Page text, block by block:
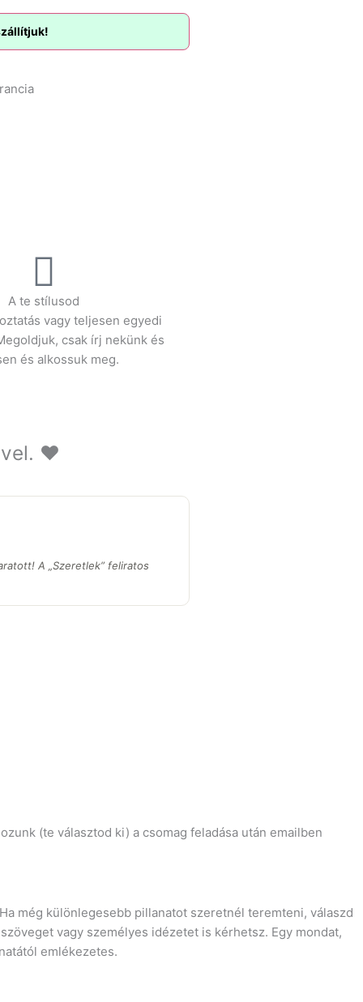
A te stílusod
vagy teljesen egyedi
csak írj nekünk és
és alkossuk meg.
❤️
A „Szeretlek” feliratos
(te választod ki) a csomag feladása után emailben
még különlegesebb pillanatot szeretnél teremteni, válaszd
vagy személyes idézetet is kérhetsz. Egy mondat,
emlékezetes.